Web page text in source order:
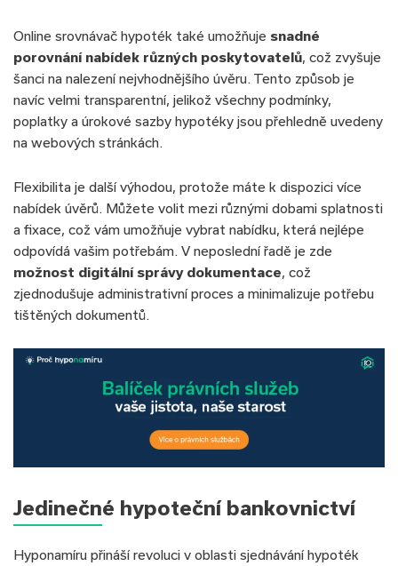
Online srovnávač hypoték také umožňuje snadné
porovnání nabídek různých poskytovatelů, což zvyšuje
šanci na nalezení nejvhodnějšího úvěru. Tento způsob je
navíc velmi transparentní, jelikož všechny podmínky,
poplatky a úrokové sazby hypotéky jsou přehledně uvedeny
na webových stránkách.
Flexibilita je další výhodou, protože máte k dispozici více
nabídek úvěrů. Můžete volit mezi různými dobami splatnosti
a fixace, což vám umožňuje vybrat nabídku, která nejlépe
odpovídá vašim potřebám. V neposlední řadě je zde
možnost digitální správy dokumentace, což
zjednodušuje administrativní proces a minimalizuje potřebu
tištěných dokumentů.
Jedinečné hypoteční bankovnictví
Hyponamíru přináší revoluci v oblasti sjednávání hypoték